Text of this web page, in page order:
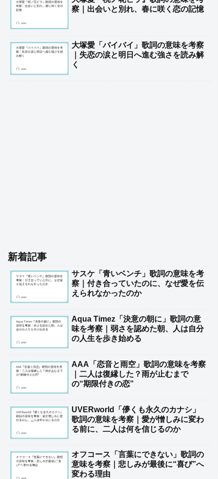
察｜出会いと別れ、春に咲く恋の記憶
大塚愛「バイバイ」歌詞の意味を考察
｜失恋の涙と明日へ進む強さを読み解
く
新着記事
サスケ「青いベンチ」歌詞の意味を考
察｜付き合っていたのに、なぜ愛を伝
えられなかったのか
Aqua Timez「決意の朝に」歌詞の意
味を考察｜弱さを認めた朝、人は自分
の人生を歩き始める
AAA「恋音と雨空」歌詞の意味を考察
｜二人は復縁した？雨が止むまで
の“期限付きの恋”
UVERworld「儚くも永久のカナシ」
歌詞の意味を考察｜愛が憎しみに変わ
る前に、二人は何を信じるのか
オフコース「言葉にできない」歌詞の
意味を考察｜悲しみが最後に“喜び”へ
変わる理由